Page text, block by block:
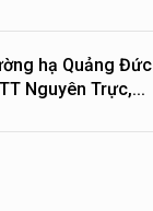
hạ Quảng Đức
Nguyên Trực,...